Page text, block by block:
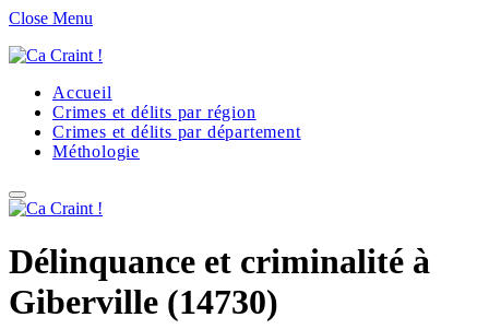
Close Menu
Accueil
Crimes et délits par région
Crimes et délits par département
Méthologie
Délinquance et criminalité à
Giberville (14730)